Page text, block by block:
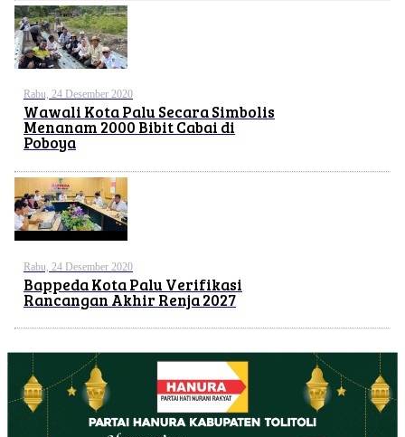
Rabu, 24 Desember 2020
Wawali Kota Palu Secara Simbolis
Menanam 2000 Bibit Cabai di
Poboya
Rabu, 24 Desember 2020
Bappeda Kota Palu Verifikasi
Rancangan Akhir Renja 2027